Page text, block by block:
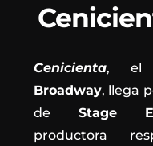
Cenicienta, el
Broadway, llega
de Stage
productora